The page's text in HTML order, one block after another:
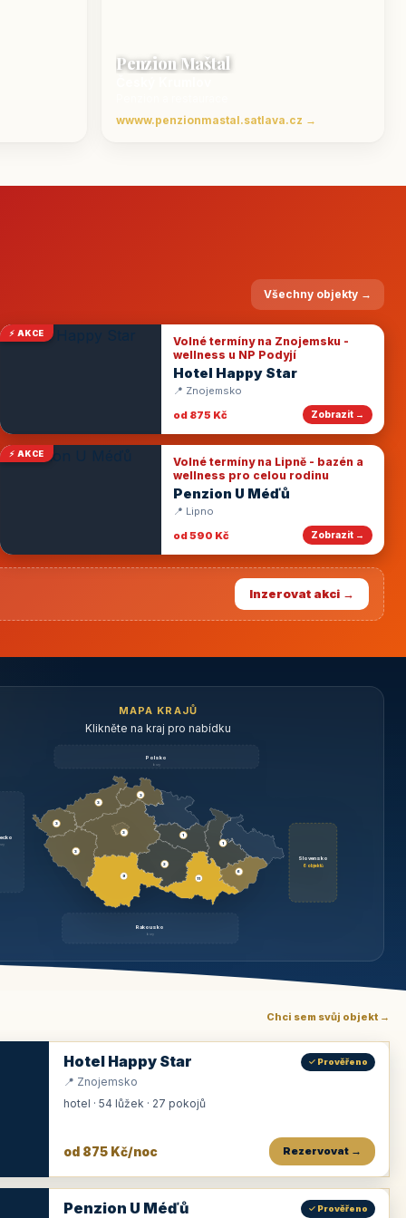
Penzion Maštal
wwww.penzionmastal.satlava.cz →
Všechny objekty →
⚡ AKCE
Volné termíny na Znojemsku -
wellness u NP Podyjí
Hotel Happy Star
📍 Znojemsko
od 875 Kč
Zobrazit →
⚡ AKCE
Volné termíny na Lipně - bazén a
wellness pro celou rodinu
Penzion U Méďů
📍 Lipno
od 590 Kč
Zobrazit →
Inzerovat akci →
MAPA KRAJŮ
Klikněte na kraj pro nabídku
Polsko
brzy
Slovensko
6 objektů
Rakousko
brzy
3
9
3
3
3
3
1
2
11
1
6
Chci sem svůj objekt →
Hotel Happy Star ✓ Prověřeno
📍 Znojemsko
hotel · 54 lůžek · 27 pokojů
od 875 Kč/noc Rezervovat →
Penzion U Méďů ✓ Prověřeno